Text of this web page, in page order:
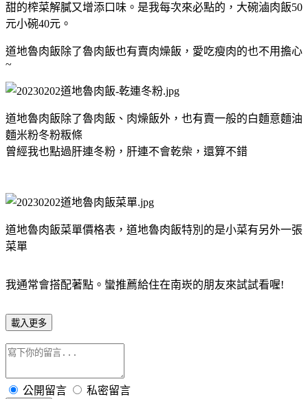
甜的榨菜解膩又增添口味。是我每次來必點的，大碗滷肉飯50
元小碗40元。
道地魯肉飯除了魯肉飯也有賣肉燥飯，愛吃瘦肉的也不用擔心
~
道地魯肉飯除了魯肉飯、肉燥飯外，也有賣一般的白麵意麵油
麵米粉冬粉粄條
曾經我也點過肝連冬粉，肝連不會乾柴，還算不錯
道地魯肉飯菜單價格表，道地魯肉飯特別的是小菜有另外一張
菜單
我通常會搭配著點。蠻推薦給住在南崁的朋友來試試看喔!
載入更多
公開留言 私密留言